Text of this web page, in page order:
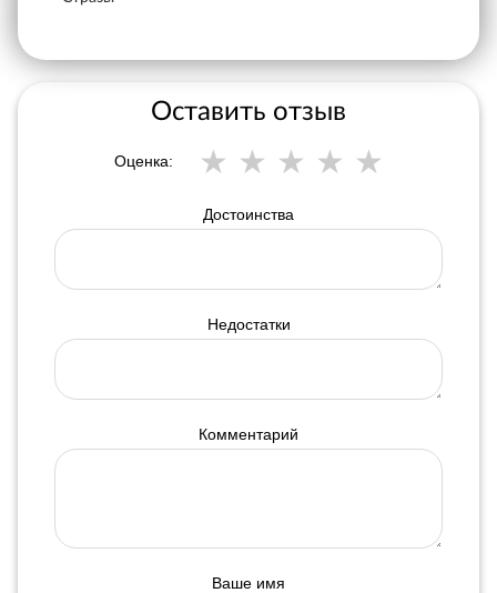
Оставить отзыв
Оценка:
Достоинства
Недостатки
Комментарий
Ваше имя